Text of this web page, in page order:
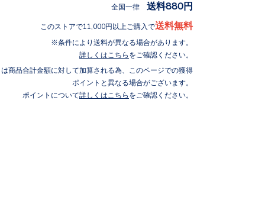
全国一律 送料880円
このストアで11,000円以上ご購入で送料無料
条件により送料が異なる場合があります。
詳しくはこちら をご確認ください。
商品合計金額に対して加算される為、このページでの獲得
ポイントと異なる場合がございます。
ポイントについて詳しくはこちら をご確認ください。